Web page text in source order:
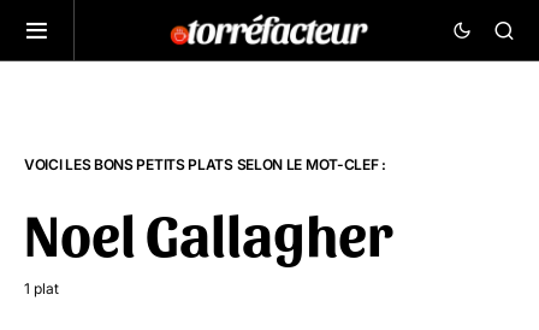
VOICI LES BONS PETITS PLATS SELON LE MOT-CLEF :
Noel Gallagher
1 plat